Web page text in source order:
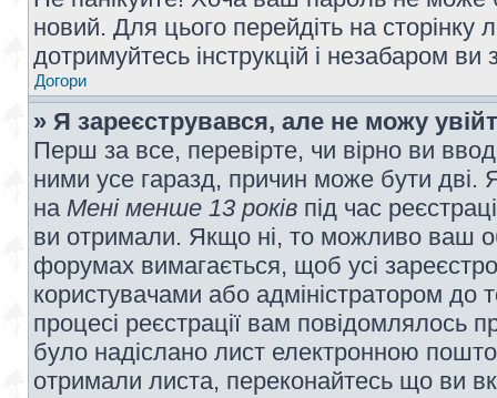
новий. Для цього перейдіть на сторінку
дотримуйтесь інструкцій і незабаром
Догори
» Я зареєструвався, але не можу
Перш за все, перевірте, чи вірно ви
ними усе гаразд, причин може бути дві.
на Мені менше 13 років під час
ви отримали. Якщо ні, то можливо ваш
форумах вимагається, щоб усі
користувачами або адміністратором до
процесі реєстрації вам повідомлялось
було надіслано лист електронною
отримали листа, переконайтесь що ви